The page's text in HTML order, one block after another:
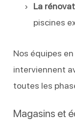
La
piscines
Nos équipes
interviennent
toutes les
Magasins et